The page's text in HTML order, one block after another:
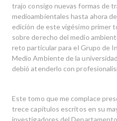
trajo consigo nuevas formas de
medioambientales hasta ahora
edición de este vigésimo primer
sobre derecho del medio
reto particular para el Grupo de
Medio Ambiente de la
debió atenderlo con
Este tomo que me complace
trece capítulos escritos en su
investigadores del